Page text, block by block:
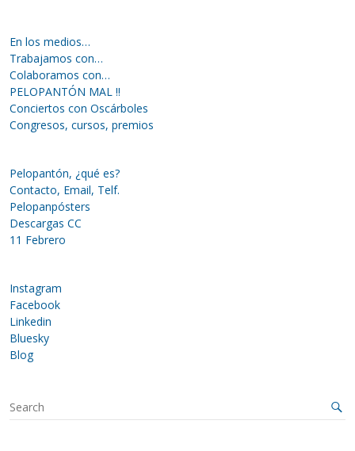
En los medios…
Trabajamos con…
Colaboramos con…
PELOPANTÓN MAL !!
Conciertos con Oscárboles
Congresos, cursos, premios
Pelopantón, ¿qué es?
Contacto, Email, Telf.
Pelopanpósters
Descargas CC
11 Febrero
Instagram
Facebook
Linkedin
Bluesky
Blog
S
e